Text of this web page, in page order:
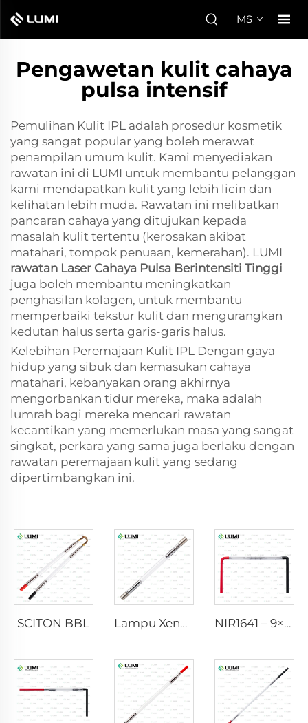
MS
Pengawetan kulit cahaya
pulsa intensif
Pemulihan Kulit IPL adalah prosedur kosmetik
yang sangat popular yang boleh merawat
penampilan umum kulit. Kami menyediakan
rawatan ini di LUMI untuk membantu pelanggan
kami mendapatkan kulit yang lebih licin dan
kelihatan lebih muda. Rawatan ini melibatkan
pancaran cahaya yang ditujukan kepada
masalah kulit tertentu (kerosakan akibat
matahari, tompok penuaan, kemerahan). LUMI
rawatan Laser Cahaya Pulsa Berintensiti Tinggi
juga boleh membantu meningkatkan
penghasilan kolagen, untuk membantu
memperbaiki tekstur kulit dan mengurangkan
kedutan halus serta garis-garis halus.
Kelebihan Peremajaan Kulit IPL Dengan gaya
hidup yang sibuk dan kemasukan cahaya
matahari, kebanyakan orang akhirnya
mengorbankan tidur mereka, maka adalah
lumrah bagi mereka mencari rawatan
kecantikan yang memerlukan masa yang sangat
singkat, perkara yang sama juga berlaku dengan
rawatan peremajaan kulit yang sedang
dipertimbangkan ini.
SCITON BBL Lampu Xenon IPL P1640 – 7×47×110 mm NIR1641 – 9×45×110 mm